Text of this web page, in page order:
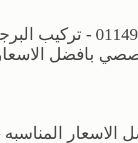
مجال مظلات وسواتر الاختيار الاول - الرياض -
بافضل
الاسعار المناسبه